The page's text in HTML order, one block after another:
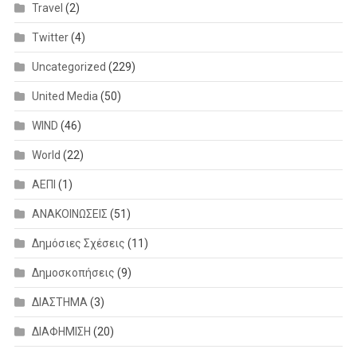
Travel (2)
Twitter(4)
Uncategorized (229)
United Media (50)
WIND (46)
World (22)
ΑΕΠΙ (1)
ΑΝΑΚΟΙΝΩΣΕΙΣ (51)
Δημόσιες Σχέσεις (11)
Δημοσκοπήσεις (9)
ΔΙΑΣΤΗΜΑ (3)
ΔΙΑΦΗΜΙΣΗ (20)